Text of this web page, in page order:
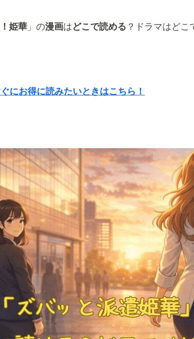
姫華 」の漫画は どこで読める ？ドラマはどこ
にお得に読みたいときはこちら！